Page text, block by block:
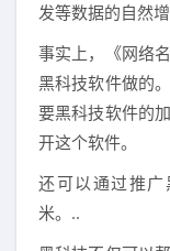
发等数据的自然
事实上，《网络
黑科技软件做的
要黑科技软件的
开这个软件。
还可以通过推
米。..